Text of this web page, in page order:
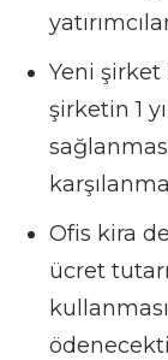
Yeni
şirketin 1
Ofis kira
ücret